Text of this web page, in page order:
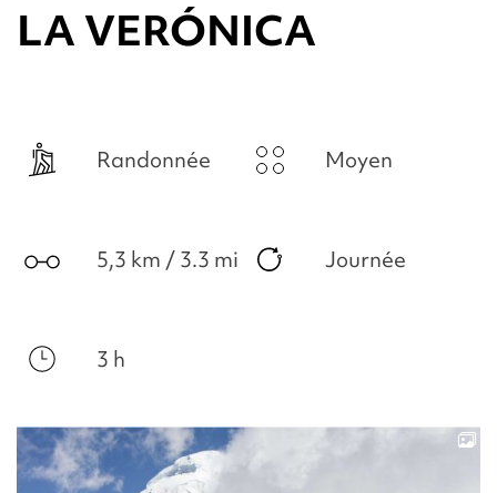
LA VERÓNICA
Randonnée Moyen
5,3 km / 3.3 mi Journée
3 h